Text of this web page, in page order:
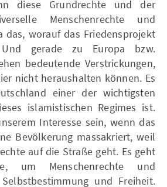
diese Grundrechte und der
Menschenrechte und
das, worauf das Friedensprojekt
gerade zu Europa bzw.
bedeutende Verstrickungen,
nicht heraushalten können. Es
einer der wichtigsten
islamistischen Regimes ist.
Interesse sein, wenn das
Bevölkerung massakriert, weil
auf die Straße geht. Es geht
um Menschenrechte und
und Freiheit.